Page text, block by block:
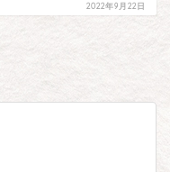
2022年9月22日